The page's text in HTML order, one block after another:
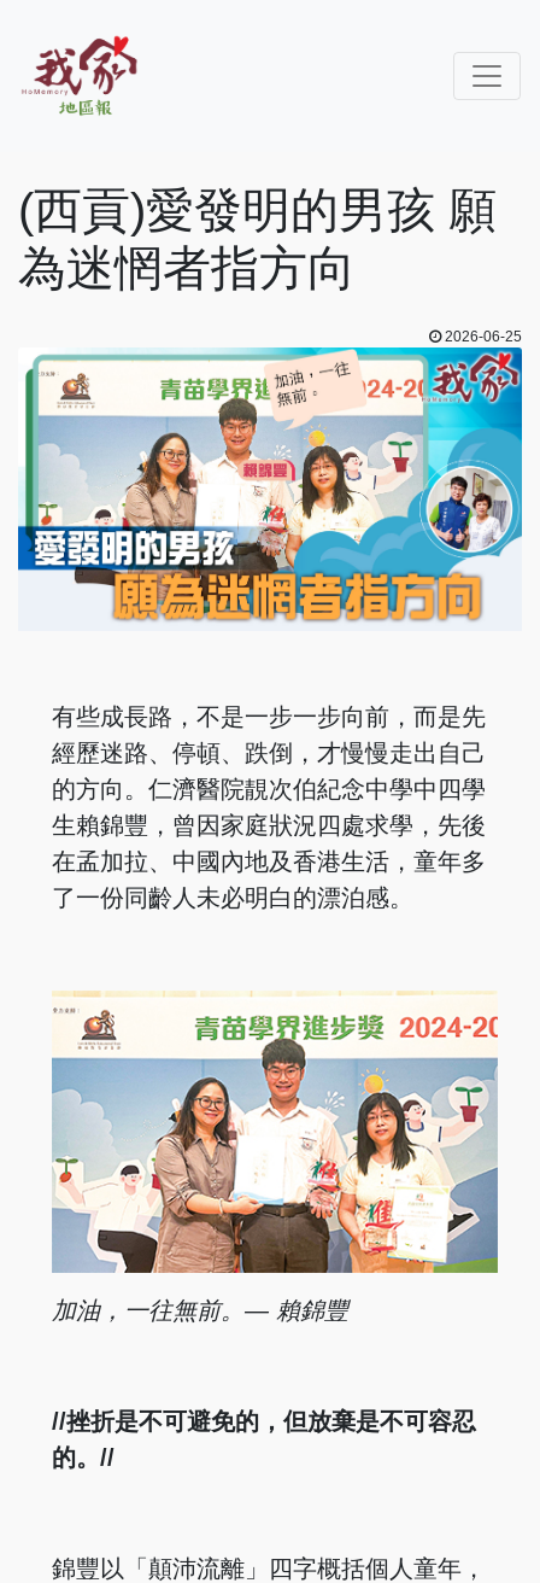
(西貢)愛發明的男孩 願
為迷惘者指方向
2026-06-25
有些成長路，不是一步一步向前，而是先
經歷迷路、停頓、跌倒，才慢慢走出自己
的方向。仁濟醫院靚次伯紀念中學中四學
生賴錦豐，曾因家庭狀況四處求學，先後
在孟加拉、中國內地及香港生活，童年多
了一份同齡人未必明白的漂泊感。
加油，一往無前。— 賴錦豐
//挫折是不可避免的，但放棄是不可容忍
的。//
錦豐以「顛沛流離」四字概括個人童年，